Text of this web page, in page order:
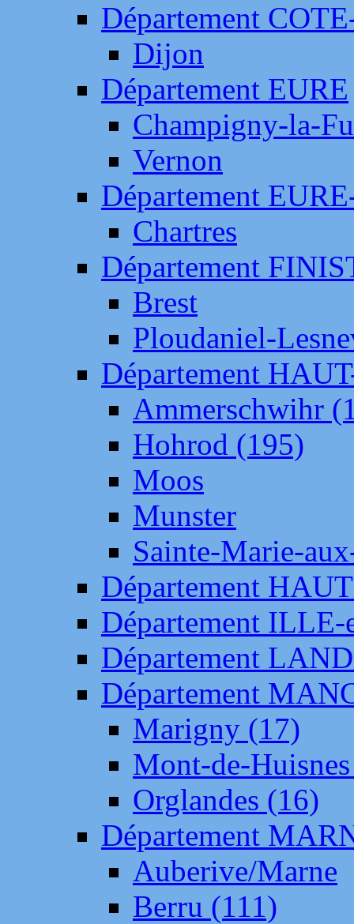
Département
Dijon
Département EURE
Champigny-la-
Vernon
Département
Chartres
Département
Brest
Ploudaniel-
Département
Ammerschwihr
Hohrod (195)
Moos
Munster
Sainte-Marie-
Département
Département
Département
Département
Marigny (17)
Mont-de-
Orglandes (16)
Département
Auberive/Marne
Berru (111)